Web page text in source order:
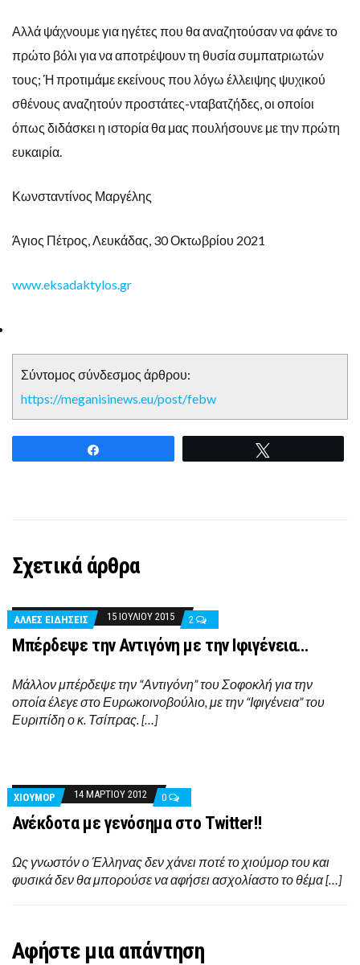
Αλλά ψάχνουμε για ηγέτες που θα αναζητούσαν να φάνε το
πρώτο βόλι για να αποτρέψουν τη θυσία συμπατριωτών
τους; Ή προτιμάμε εκείνους που λόγω έλλειψης ψυχικού
σθένους αναζητούν προστάτες-νταβατζήδες, οι οποίοι
όπως διδάσκει η ιστορία θα μας πουλήσουνε με την πρώτη
ευκαιρία.
Κωνσταντίνος Μαργέλης
Άγιος Πέτρος, Λευκάδας, 30 Οκτωβρίου 2021
www.eksadaktylos.gr
Σύντομος σύνδεσμος άρθρου:
https://meganisinews.eu/post/febw
Σχετικά άρθρα
ΑΛΛΕΣ ΕΙΔΗΣΕΙΣ 15 ΙΟΥΛΊΟΥ 2015 2
Μπέρδεψε την Αντιγόνη με την Ιφιγένεια…
Μάλλον μπέρδεψε την “Αντιγόνη” του Σοφοκλή για την
οποία έλεγε στο Ευρωκοινοβούλιο, με την “Ιφιγένεια” του
Ευριπίδη ο κ. Τσίπρας. […]
ΧΙΟΎΜΟΡ 14 ΜΑΡΤΊΟΥ 2012 0
Ανέκδοτα με γενόσημα στο Twitter!!
Ως γνωστόν ο Έλληνας δεν χάνει ποτέ το χιούμορ του και
φυσικά δεν θα μπορούσε να αφήσει ασχολίαστο το θέμα […]
Αφήστε μια απάντηση